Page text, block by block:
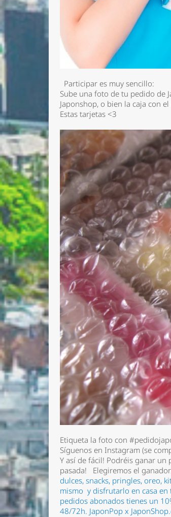
Participar es muy sencillo:
Sube una foto de tu pedido de
Japonshop, o bien la caja con
Estas tarjetas <3
Etiqueta la foto con
Síguenos en Instagram (se
Y así de fácil! Podréis ganar
pasada! Elegiremos el
dulces, snacks, pringles, oreo,
mismo y disfrutarlo en casa
pedidos abonados tienes un
48/72h. JaponPop x